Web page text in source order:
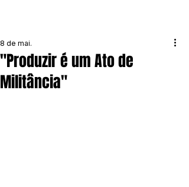
"Produzir é um Ato de
Militância"
8 de mai.